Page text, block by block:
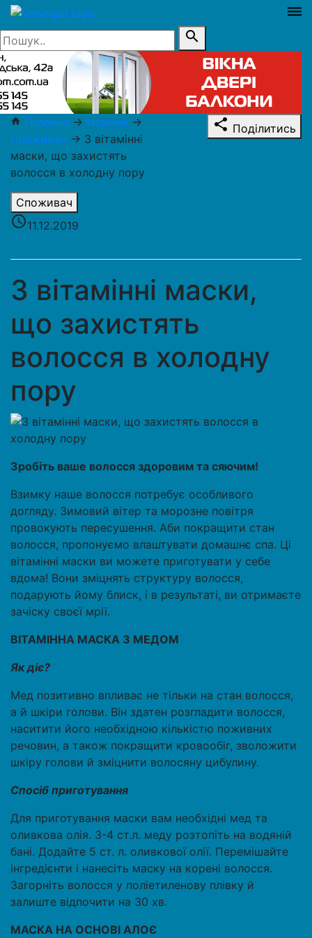
dehaze
search
home Головна → Новини →
Споживач → 3 вітамінні
маски, що захистять
волосся в холодну пору
Споживач
access_time11.12.2019
share Поділитись
3 вітамінні маски,
що захистять
волосся в холодну
пору
Зробіть ваше волосся здоровим та сяючим!
Взимку наше волосся потребує особливого
догляду. Зимовий вітер та морозне повітря
провокують пересушення. Аби покращити стан
волосся, пропонуємо влаштувати домашнє спа. Ці
вітамінні маски ви можете приготувати у себе
вдома! Вони зміцнять структуру волосся,
подарують йому блиск, і в результаті, ви отримаєте
зачіску своєї мрії.
ВІТАМІННА МАСКА З МЕДОМ
Як діє?
Мед позитивно впливає не тільки на стан волосся,
а й шкіри голови. Він здатен розгладити волосся,
наситити його необхідною кількістю поживних
речовин, а також покращити кровообіг, зволожити
шкіру голови й зміцнити волосяну цибулину.
Спосіб приготування
Для приготування маски вам необхідні мед та
оливкова олія. 3-4 ст.л. меду розтопіть на водяній
бані. Додайте 5 ст. л. оливкової олії. Перемішайте
інгредієнти і нанесіть маску на корені волосся.
Загорніть волосся у поліетиленову плівку й
залиште відпочити на 30 хв.
МАСКА НА ОСНОВІ АЛОЄ